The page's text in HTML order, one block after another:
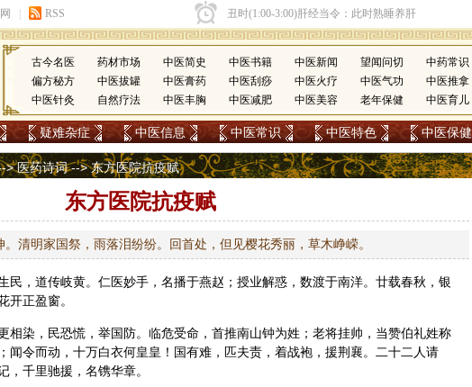
古今名医 药材市场 中医简史 中医书籍 中医新闻 望闻问切 中药常识
偏方秘方
中医拔罐 中医膏药 中医刮痧 中医火疗 中医气功 中医推拿
中医针灸
自然疗法 中医丰胸 中医减肥 中医美容 老年保健 中医育儿
疑难杂症 中医信息 中医常识 中医特色 中医保健
>医药诗词--> 东方医院抗疫赋
东方医院抗疫赋
清明家国祭，雨落泪纷纷。回首处，但见樱花秀丽，草木峥嵘。
民，道传岐黄。仁医妙手，名播于燕赵；授业解惑，数渡于南洋。廿载春秋，银
开正盈窗。
相染，民恐慌，举国防。临危受命，首推南山钟为姓；老将挂帅，当赞伯礼姓称
闻令而动，十万白衣何皇皇！国有难，匹夫责，着战袍，援荆襄。二十二人请
，千里驰援，名镌华章。